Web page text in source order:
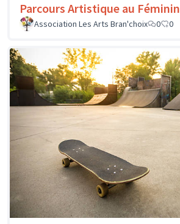
Parcours Artistique au Féminin
Association Les Arts Bran'choix
0 0